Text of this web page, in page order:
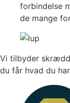
forbindelse
de mange
Vi tilbyder
du får hvad du